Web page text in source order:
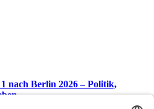
nach Berlin 2026 – Politik,